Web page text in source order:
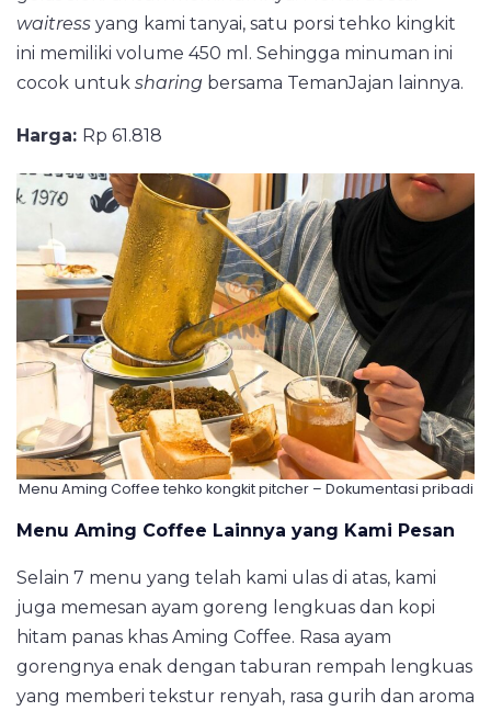
waitress yang kami tanyai, satu porsi tehko kingkit
ini memiliki volume 450 ml. Sehingga minuman ini
cocok untuk sharing bersama TemanJajan lainnya.
Harga: Rp 61.818
Menu Aming Coffee tehko kongkit pitcher – Dokumentasi pribadi
Menu Aming Coffee Lainnya yang Kami Pesan
Selain 7 menu yang telah kami ulas di atas, kami
juga memesan ayam goreng lengkuas dan kopi
hitam panas khas Aming Coffee. Rasa ayam
gorengnya enak dengan taburan rempah lengkuas
yang memberi tekstur renyah, rasa gurih dan aroma